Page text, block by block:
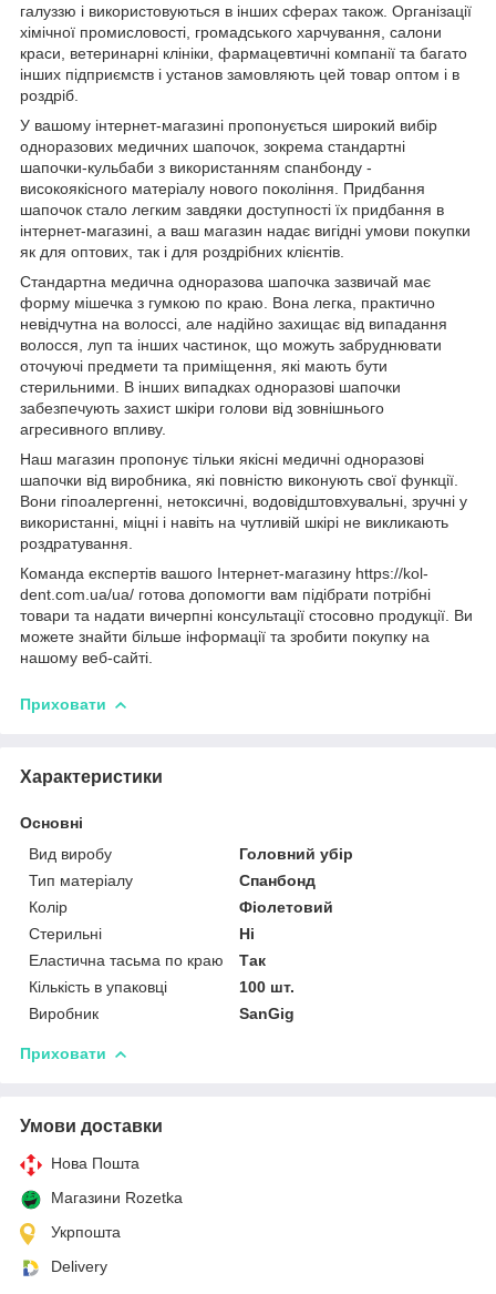
галуззю і використовуються в інших сферах також. Організації
хімічної промисловості, громадського харчування, салони
краси, ветеринарні клініки, фармацевтичні компанії та багато
інших підприємств і установ замовляють цей товар оптом і в
роздріб.
У вашому інтернет-магазині пропонується широкий вибір
одноразових медичних шапочок, зокрема стандартні
шапочки-кульбаби з використанням спанбонду -
високоякісного матеріалу нового покоління. Придбання
шапочок стало легким завдяки доступності їх придбання в
інтернет-магазині, а ваш магазин надає вигідні умови покупки
як для оптових, так і для роздрібних клієнтів.
Стандартна медична одноразова шапочка зазвичай має
форму мішечка з гумкою по краю. Вона легка, практично
невідчутна на волоссі, але надійно захищає від випадання
волосся, луп та інших частинок, що можуть забруднювати
оточуючі предмети та приміщення, які мають бути
стерильними. В інших випадках одноразові шапочки
забезпечують захист шкіри голови від зовнішнього
агресивного впливу.
Наш магазин пропонує тільки якісні медичні одноразові
шапочки від виробника, які повністю виконують свої функції.
Вони гіпоалергенні, нетоксичні, водовідштовхувальні, зручні у
використанні, міцні і навіть на чутливій шкірі не викликають
роздратування.
Команда експертів вашого Інтернет-магазину https://kol-
dent.com.ua/ua/ готова допомогти вам підібрати потрібні
товари та надати вичерпні консультації стосовно продукції. Ви
можете знайти більше інформації та зробити покупку на
нашому веб-сайті.
Приховати
Характеристики
Основні
Вид виробу
Головний убір
Тип матеріалу
Спанбонд
Колір
Фіолетовий
Стерильні
Ні
Еластична тасьма по краю
Так
Кількість в упаковці
100 шт.
Виробник
SanGig
Приховати
Умови доставки
Нова Пошта
Магазини Rozetka
Укрпошта
Delivery